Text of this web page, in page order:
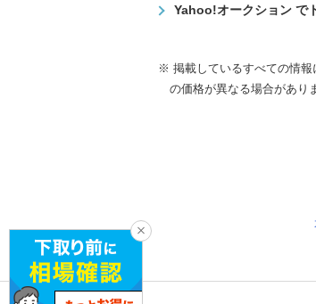
Yahoo!オークション で
※ 掲載しているすべての情報
の価格が異なる場合があり